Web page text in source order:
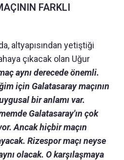
FARKLI
altyapısından yetiştiği
çıkacak olan Uğur
aynı derecede önemli.
için Galatasaray maçının
bir anlamı var.
Galatasaray'ın çok
Ancak hiçbir maçın
Rizespor maçı neyse
olacak. O karşılaşmaya